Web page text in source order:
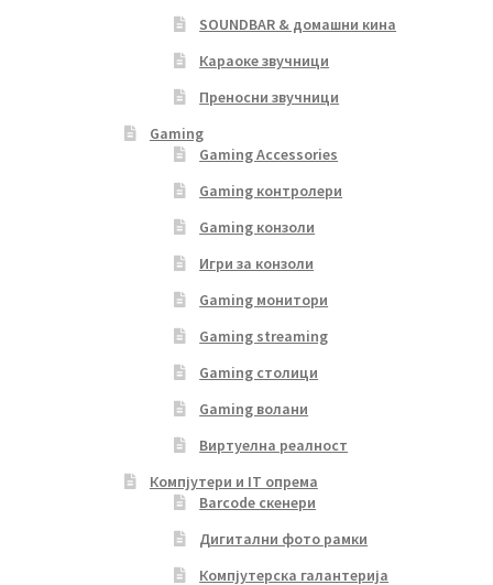
SOUNDBAR & домашни кина
Караоке звучници
Преносни звучници
Gaming
Gaming Accessories
Gaming контролери
Gaming конзоли
Игри за конзоли
Gaming монитори
Gaming streaming
Gaming столици
Gaming волани
Виртуелна реалност
Компјутери и IT опрема
Barcode скенери
Дигитални фото рамки
Компјутерска галантерија